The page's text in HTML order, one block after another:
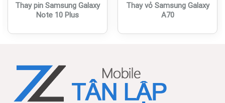
Thay pin Samsung Galaxy
Note 10 Plus
Thay vỏ Samsung Galaxy
A70